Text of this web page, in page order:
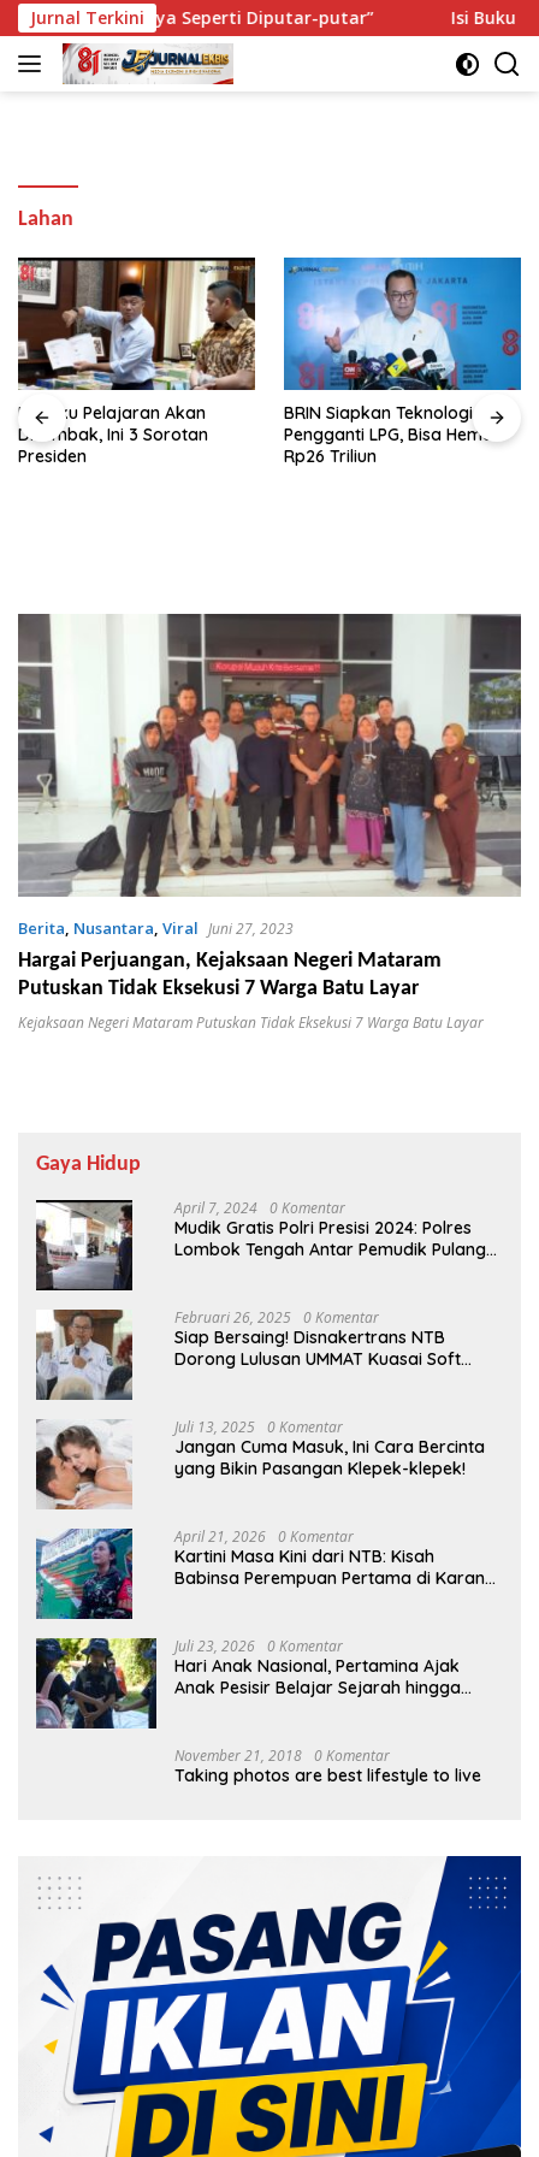
Langsung
ke
konten
Jurnal Terkini
Lagi: “Saya Seperti Diputar-putar” Isi Buku
Lahan
Isi Buku Pelajaran Akan
Dirombak, Ini 3 Sorotan
Presiden
BRIN Siapkan Teknologi CNG
Pengganti LPG, Bisa Hemat
Rp26 Triliun
Berita, Nusantara, Viral Juni 27, 2023
Hargai Perjuangan, Kejaksaan Negeri Mataram
Putuskan Tidak Eksekusi 7 Warga Batu Layar
Kejaksaan Negeri Mataram Putuskan Tidak Eksekusi 7 Warga Batu Layar
Gaya Hidup
April 7, 2024 0 Komentar
Mudik Gratis Polri Presisi 2024: Polres
Lombok Tengah Antar Pemudik Pulang
Februari 26, 2025 0 Komentar
Siap Bersaing! Disnakertrans NTB
Dorong Lulusan UMMAT Kuasai Soft
Juli 13, 2025 0 Komentar
Jangan Cuma Masuk, Ini Cara Bercinta
yang Bikin Pasangan Klepek-klepek!
April 21, 2026 0 Komentar
Kartini Masa Kini dari NTB: Kisah
Babinsa Perempuan Pertama di Karang
Juli 23, 2026 0 Komentar
Hari Anak Nasional, Pertamina Ajak
Anak Pesisir Belajar Sejarah hingga
November 21, 2018 0 Komentar
Taking photos are best lifestyle to live